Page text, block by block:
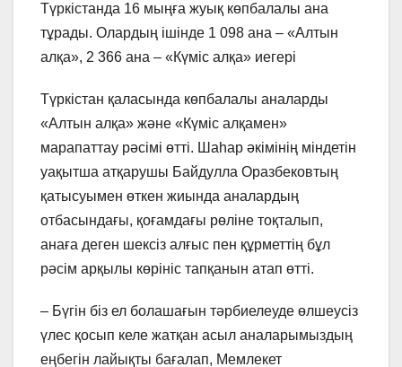
Түркістанда 16 мыңға жуық көпбалалы ана
тұрады. Олардың ішінде 1 098 ана – «Алтын
алқа», 2 366 ана – «Күміс алқа» иегері
Түркістан қаласында көпбалалы аналарды
«Алтын алқа» және «Күміс алқамен»
марапаттау рәсімі өтті. Шаһар әкімінің міндетін
уақытша атқарушы Байдулла Оразбековтың
қатысуымен өткен жиында аналардың
отбасындағы, қоғамдағы рөліне тоқталып,
анаға деген шексіз алғыс пен құрметтің бұл
рәсім арқылы көрініс тапқанын атап өтті. ⠀
– Бүгін біз ел болашағын тәрбиелеуде өлшеусіз
үлес қосып келе жатқан асыл аналарымыздың
еңбегін лайықты бағалап, Мемлекет